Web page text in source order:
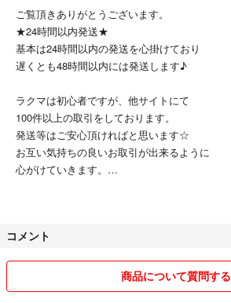
ご覧頂きありがとうございます。
★24時間以内発送★
基本は24時間以内の発送を心掛けており
遅くとも48時間以内には発送します♪
ラクマは初心者ですが、他サイトにて
100件以上の取引をしております。
発送等はご安心頂ければと思います☆
お互い気持ちの良いお取引が出来るように
心がけていきます。
神経質な方はご遠慮下さい。
素人保管なので気になる方はご遠慮下さい。
コメント
商品について質問する